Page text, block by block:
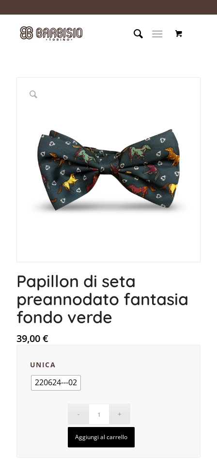
Papillon di seta
preannodato fantasia
fondo verde
39,00€
UNICA
220624---02
Aggiungi al carrello